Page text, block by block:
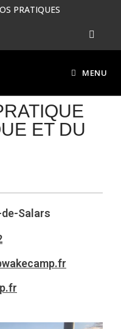
PRATIQUES
MENU
ET DU
Salars